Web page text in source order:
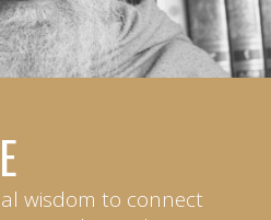
wisdom to connect